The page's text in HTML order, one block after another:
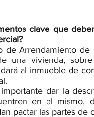
clave que
de Arrendamiento
una vivienda,
al inmueble de
dar la
en el mismo,
pactar las partes de